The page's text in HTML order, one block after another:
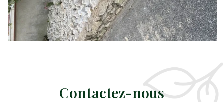
Contactez-nous